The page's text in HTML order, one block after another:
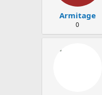
Armitage
0